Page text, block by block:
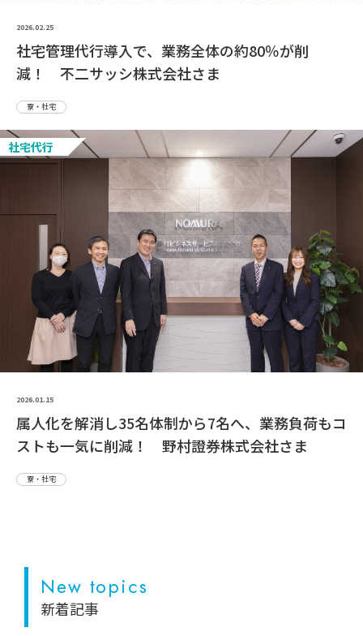
2026.02.25
社宅管理代行導入で、業務全体の約80％が削
減！ 不二サッシ株式会社さま
寮・社宅
社宅代行
2026.01.15
属人化を解消し35名体制から7名へ、業務負荷もコ
ストも一気に削減！ 野村證券株式会社さま
寮・社宅
New topics
新着記事